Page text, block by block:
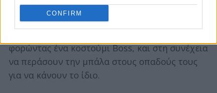
CONFIRM
Για το δεύτερο αυτό κύμα της πρόκλησης,
influencers από όλο τον κόσμο καλούνται να
φορώντας ένα κοστούμι Boss, και στη συνέχεια
να περάσουν την μπάλα στους οπαδούς τους
για να κάνουν το ίδιο.